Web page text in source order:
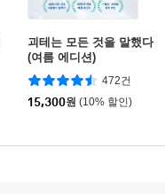
괴테는 모든 것을 말했다
(여름 에디션)
472건
15,300원 (10% 할인)